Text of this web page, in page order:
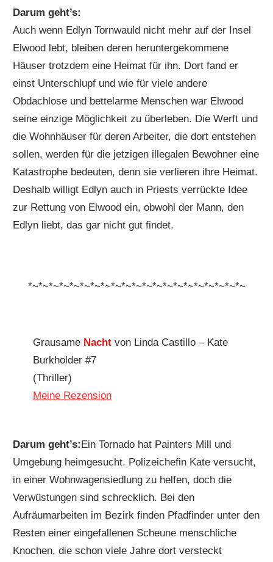
Darum geht’s:
Auch wenn Edlyn Tornwauld nicht mehr auf der Insel
Elwood lebt, bleiben deren heruntergekommene
Häuser trotzdem eine Heimat für ihn. Dort fand er
einst Unterschlupf und wie für viele andere
Obdachlose und bettelarme Menschen war Elwood
seine einzige Möglichkeit zu überleben. Die Werft und
die Wohnhäuser für deren Arbeiter, die dort entstehen
sollen, werden für die jetzigen illegalen Bewohner eine
Katastrophe bedeuten, denn sie verlieren ihre Heimat.
Deshalb willigt Edlyn auch in Priests verrückte Idee
zur Rettung von Elwood ein, obwohl der Mann, den
Edlyn liebt, das gar nicht gut findet.
*~*~*~*~*~*~*~*~*~*~*~*~*~*~*~*~*~*~*~*~*~
Grausame Nachtvon Linda Castillo – Kate
Burkholder #7
(Thriller)
Meine Rezension
Darum geht’s: Ein Tornado hat Painters Mill und
Umgebung heimgesucht. Polizeichefin Kate versucht,
in einer Wohnwagensiedlung zu helfen, doch die
Verwüstungen sind schrecklich. Bei den
Aufräumarbeiten im Bezirk finden Pfadfinder unter den
Resten einer eingefallenen Scheune menschliche
Knochen, die schon viele Jahre dort versteckt